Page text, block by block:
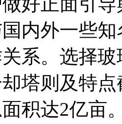
内外一些
系。选择
塔则及特
积达2亿亩